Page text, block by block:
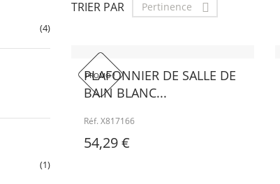
(4)
(1)
TRIER PAR Pertinence 
PROMO !
PLAFONNIER DE SALLE DE
BAIN BLANC...
Réf. X817166
54,29 €